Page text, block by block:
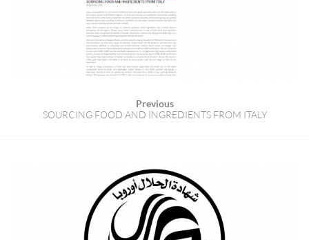
Previous
SOURCING FOOD AND INGREDIENTS FROM ITALY